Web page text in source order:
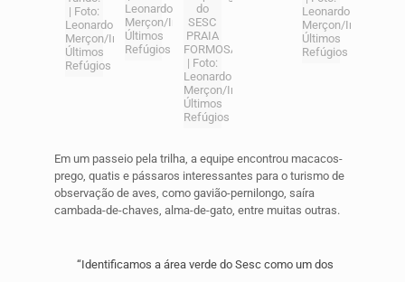
| Foto:
Leonardo
Merçon/Instituto
Últimos
Refúgios
Leonardo
Merçon/Instituto
Últimos
Refúgios
do
SESC
PRAIA
FORMOSA
| Foto:
Leonardo
Merçon/Instituto
Últimos
Refúgios
Leonardo
Merçon/Instituto
Últimos
Refúgios
Em um passeio pela trilha, a equipe encontrou macacos-
prego, quatis e pássaros interessantes para o turismo de
observação de aves, como gavião-pernilongo, saíra
cambada-de-chaves, alma-de-gato, entre muitas outras.
“Identificamos a área verde do Sesc como um dos